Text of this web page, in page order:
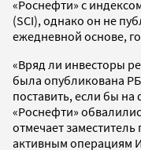
«Роснефти» с
(SCI), однако он не
ежедневной основе,
«Вряд ли инвесторы
была опубликована
поставить, если бы
«Роснефти»
отмечает
активным операциям